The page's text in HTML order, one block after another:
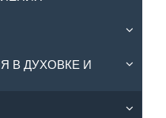
В ДУХОВКЕ И